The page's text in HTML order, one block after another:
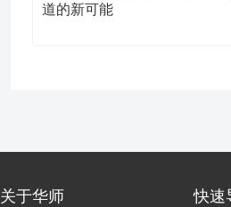
道的新可能
关于华师 快速